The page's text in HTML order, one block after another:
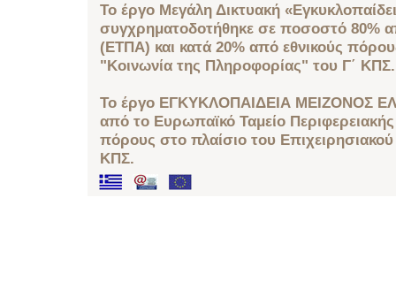
Το έργο Μεγάλη Δικτυακή
συγχρηματοδοτήθηκε σε ποσοστό 80%
(ΕΤΠΑ) και κατά 20% από εθνικούς
"Κοινωνία της Πληροφορίας" του Γ΄ ΚΠΣ.
Το έργο ΕΓΚΥΚΛΟΠΑΙΔΕΙΑ ΜΕΙΖΟΝΟΣ
από το Ευρωπαϊκό Ταμείο
πόρους στο πλαίσιο του
ΚΠΣ.